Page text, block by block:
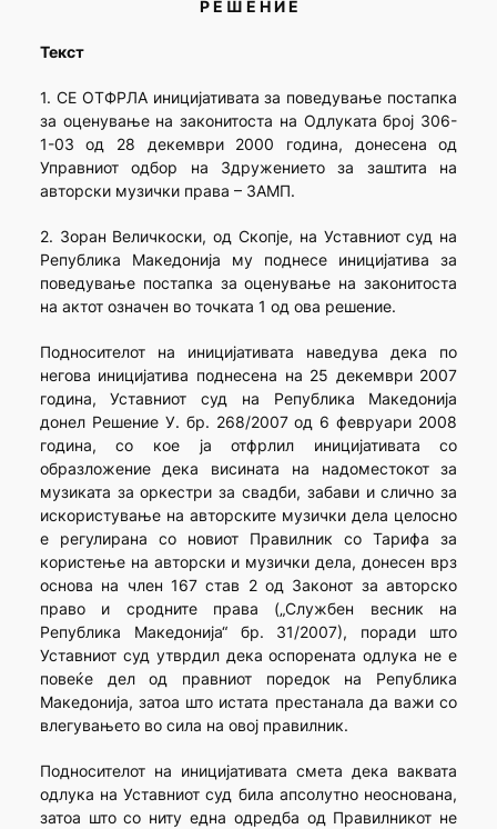
Р Е Ш Е Н И Е
Текст
1. СЕ ОТФРЛА иницијативата за поведување постапка
за оценување на законитоста на Одлуката број 306-
1-03 од 28 декември 2000 година, донесена од
Управниот одбор на Здружението за заштита на
авторски музички права – ЗАМП.
2. Зоран Величкоски, од Скопје, на Уставниот суд на
Република Македонија му поднесe иницијатива за
поведување постапка за оценување на законитоста
на актот означен во точката 1 од ова решение.
Подносителот на иницијативата наведува дека по
негова иницијатива поднесена на 25 декември 2007
година, Уставниот суд на Република Македонија
донел Решение У. бр. 268/2007 од 6 февруари 2008
година, со кое ја отфрлил иницијативата со
образложение дека висината на надоместокот за
музиката за оркестри за свадби, забави и слично за
искористување на авторските музички дела целосно
е регулирана со новиот Правилник со Тарифа за
користење на авторски и музички дела, донесен врз
основа на член 167 став 2 од Законот за авторско
право и сродните права („Службен весник на
Република Македонија“ бр. 31/2007), поради што
Уставниот суд утврдил дека оспорената одлука не е
повеќе дел од правниот поредок на Република
Македонија, затоа што истата престанала да важи со
влегувањето во сила на овој правилник.
Подносителот на иницијативата смета дека ваквата
одлука на Уставниот суд била апсолутно неоснована,
затоа што со ниту една одредба од Правилникот не